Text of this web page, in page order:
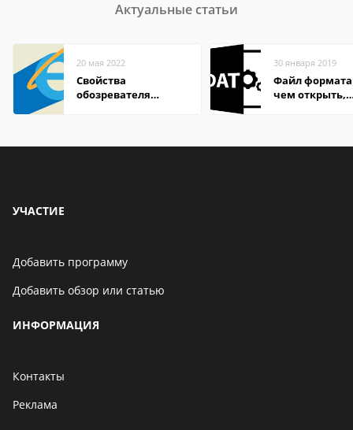
Актуальные статьи
20 мая 2022
Свойства
обозревателя
30 января 2019
Файл формата
чем открыть,
УЧАСТИЕ
Добавить программу
Добавить обзор или статью
ИНФОРМАЦИЯ
Контакты
Реклама